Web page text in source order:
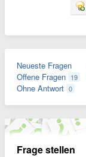
Neueste Fragen
Offene Fragen 19
Ohne Antwort 0
Frage stellen